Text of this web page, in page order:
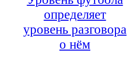
определяет
уровень разговора
о нём